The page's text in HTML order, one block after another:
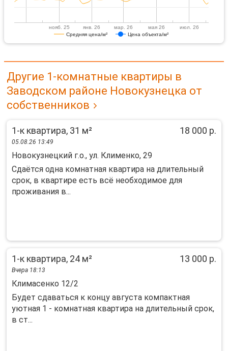
Средняя цена/м² Цена объекта/м²
нояб. 25 янв. 26 мар. 26 мая 26 июл. 26
Другие 1-комнатные квартиры в
Заводском районе Новокузнецка от
собственников
1-к квартира, 31 м² 18 000 р.
05.08.26 13:49
Новокузнецкий г.о., ул. Клименко, 29
Сдаётся одна комнатная квартира на длительный
срок, в квартире есть всё необходимое для
проживания в...
1-к квартира, 24 м² 13 000 р.
Вчера 18:13
Климасенко 12/2
Будет сдаваться к концу августа компактная
уютная 1 - комнатная квартира на длительный срок,
в ст...